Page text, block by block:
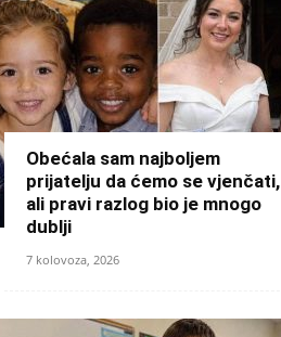
Obećala sam najboljem
prijatelju da ćemo se vjenčati,
ali pravi razlog bio je mnogo
dublji
7 kolovoza, 2026